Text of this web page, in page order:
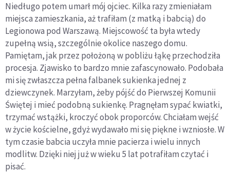
Niedługo potem umarł mój ojciec. Kilka razy zmieniałam
miejsca zamieszkania, aż trafiłam (z matką i babcią) do
Legionowa pod Warszawą. Miejscowość ta była wtedy
zupełną wsią, szczególnie okolice naszego domu.
Pamiętam, jak przez położoną w pobliżu łąkę przechodziła
procesja. Zjawisko to bardzo mnie zafascynowało. Podobała
mi się zwłaszcza pełna falbanek sukienka jednej z
dziewczynek. Marzyłam, żeby pójść do Pierwszej Komunii
Świętej i mieć podobną sukienkę. Pragnęłam sypać kwiatki,
trzymać wstążki, kroczyć obok proporców. Chciałam wejść
w życie kościelne, gdyż wydawało mi się piękne i wzniosłe. W
tym czasie babcia uczyła mnie pacierza i wielu innych
modlitw. Dzięki niej już w wieku 5 lat potrafiłam czytać i
pisać.